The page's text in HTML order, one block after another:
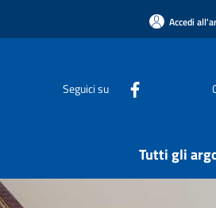
Accedi
Seguici su
Tutti gli